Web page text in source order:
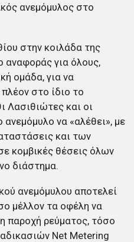
ανεμόμυλος στο
στην κοιλάδα της
αναφοράς για όλους,
ομάδα, για να
στο ίδιο το
Λασιθιώτες και οι
να «αλέθει», με
και των
κομβικές θέσεις όλων
διάστημα.
ανεμόμυλου αποτελεί
μέλλον τα οφέλη να
παροχή ρεύματος, τόσο
Net Metering